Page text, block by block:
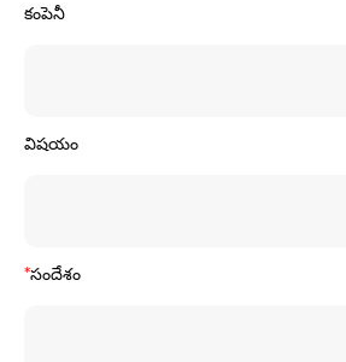
కంపెనీ
విషయం
*సందేశం